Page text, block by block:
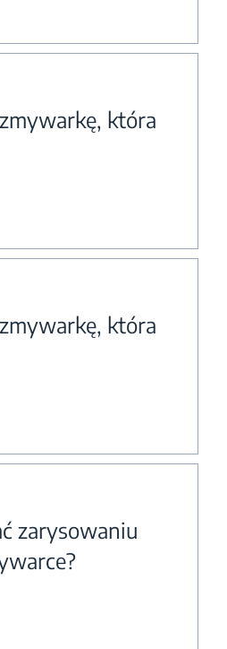
która
która
zarysowaniu